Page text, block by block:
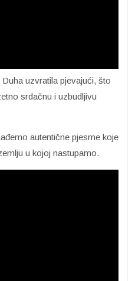
uzvratila pjevajući, što
srdačnu i uzbudljivu
autentične pjesme koje
u kojoj nastupamo.